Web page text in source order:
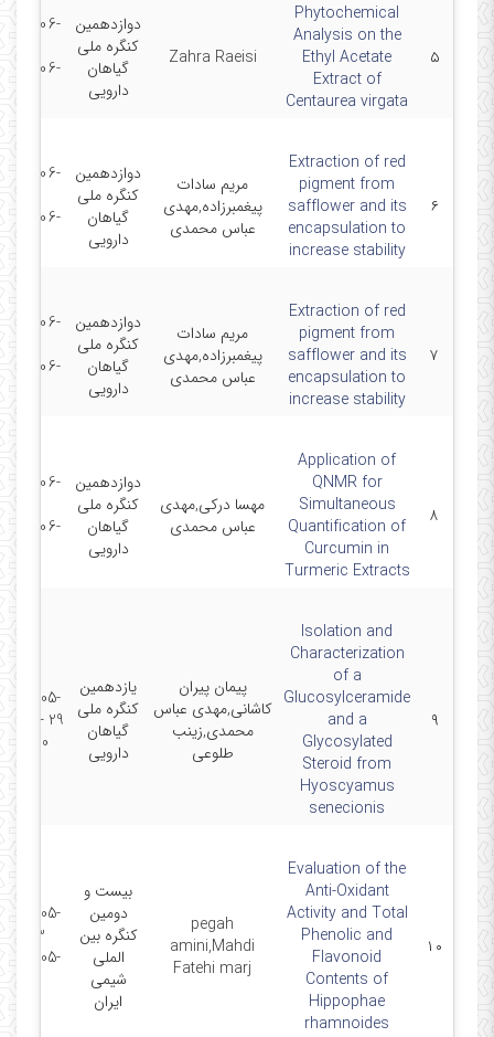
۵
Phytochemical
Analysis on the
Ethyl Acetate
Extract of
Centaurea virgata
Zahra Raeisi
دوازدهمین
کنگره ملی
گیاهان
دارویی
2025-06-
2025-06-
۶
Extraction of red
pigment from
safflower and its
encapsulation to
increase stability
مریم سادات
پیغمبرزاده,مهدی
عباس محمدی
دوازدهمین
کنگره ملی
گیاهان
دارویی
2025-06-
2025-06-
۷
Extraction of red
pigment from
safflower and its
encapsulation to
increase stability
مریم سادات
پیغمبرزاده,مهدی
عباس محمدی
دوازدهمین
کنگره ملی
گیاهان
دارویی
2025-06-
2025-06-
۸
Application of
QNMR for
Simultaneous
Quantification of
Curcumin in
Turmeric Extracts
مهسا درکی,مهدی
عباس محمدی
دوازدهمین
کنگره ملی
گیاهان
دارویی
2025-06-
2025-06-
۹
Isolation and
Characterization
of a
Glucosylceramide
and a
Glycosylated
Steroid from
Hyoscyamus
senecionis
پیمان پیران
کاشانی,مهدی عباس
محمدی,زینب
طلوعی
یازدهمین
کنگره ملی
گیاهان
دارویی
2024-05-
05-30
۱۰
Evaluation of the
Anti-Oxidant
Activity and Total
Phenolic and
Flavonoid
Contents of
Hippophae
rhamnoides
pegah
amini,Mahdi
Fatehi marj
بیست و
دومین
کنگره بین
الملی
شیمی
ایران
2024-05-
2024-05-